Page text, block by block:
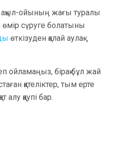
ойының жағы туралы
өмір сүруге болатыны
өткізуден қалай аулақ
ойламаңыз, бірақ бұл жай
қателіктер, тым ерте
қаупі бар.